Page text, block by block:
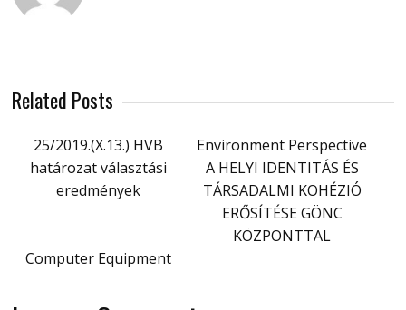
Related Posts
25/2019.(X.13.) HVB
határozat választási
eredmények
Environment Perspective
A HELYI IDENTITÁS ÉS
TÁRSADALMI KOHÉZIÓ
ERŐSÍTÉSE GÖNC
KÖZPONTTAL
Computer Equipment